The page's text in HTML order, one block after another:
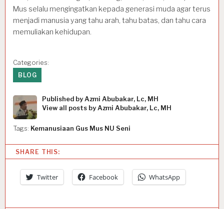
Mus selalu mengingatkan kepada generasi muda agar terus
menjadi manusia yang tahu arah, tahu batas, dan tahu cara
memuliakan kehidupan.
Categories:
BLOG
Published by Azmi Abubakar, Lc, MH
View all posts by Azmi Abubakar, Lc, MH
Tags: Kemanusiaan Gus Mus NU Seni
SHARE THIS:
Twitter Facebook WhatsApp